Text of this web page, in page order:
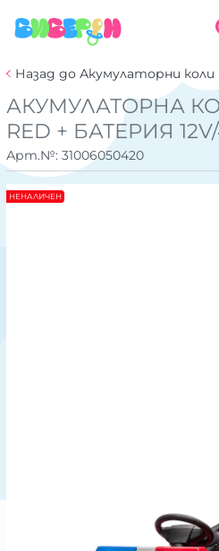
Назад до Акумулаторни
АКУМУЛАТОРНА
RED + БАТЕРИЯ
Арт.№: 31006050420
НЕНАЛИЧЕН